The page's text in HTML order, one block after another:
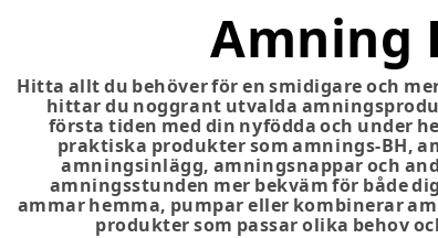
Amning
Hitta allt du behöver för en smidigare och
hittar du noggrant utvalda
första tiden med din nyfödda och under
praktiska produkter som amnings-BH,
amningsinlägg, amningsnappar och
amningsstunden mer bekväm för både
ammar hemma, pumpar eller kombinerar
produkter som passar olika behov